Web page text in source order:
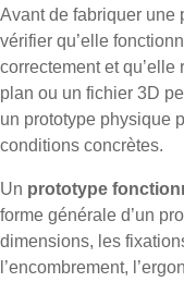
Avant de fabriquer une
vérifier qu’elle
correctement et
plan ou un fichier 3D
un prototype physique
conditions concrètes.
Un prototype
forme générale d’un
dimensions, les
l’encombrement,